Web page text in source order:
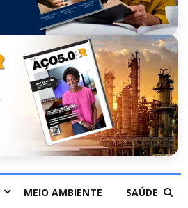
MEIO AMBIENTE SAÚDE